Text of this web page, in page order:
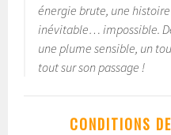
énergie brute, une
inévitable… impossible.
une plume sensible, un
tout sur son passage !
CONDITIONS